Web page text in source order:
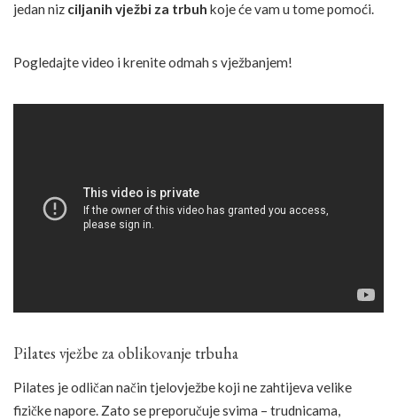
jedan niz ciljanih vježbi za trbuh koje će vam u tome pomoći.
Pogledajte video i krenite odmah s vježbanjem!
Pilates vježbe za oblikovanje trbuha
Pilates je odličan način tjelovježbe koji ne zahtijeva velike
fizičke napore. Zato se preporučuje svima – trudnicama,